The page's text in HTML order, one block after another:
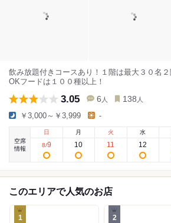
飲み放題付きコースあり！１階は最大３０名
OKフードは１００種以上！
3.05 6 人 138 人
￥3,000～￥3,999 -
空席
情報
日
8/9
月
10
火
11
水
12
このエリアで人気のお店
1 2